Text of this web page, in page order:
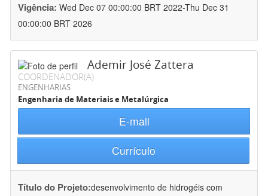
Vigência: Wed Dec 07 00:00:00 BRT 2022-Thu Dec 31
00:00:00 BRT 2026
Ademir José Zattera
COORDENADOR(A)
ENGENHARIAS
Engenharia de Materiais e Metalúrgica
E-mail
Currículo
Título do Projeto:desenvolvimento de hidrogéis com